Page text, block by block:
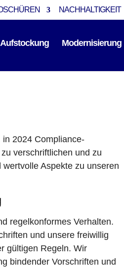
NACHHALTIGKEIT
Aufstockung Modernisierung
2024 Compliance-
verschriftlichen und zu
Aspekte zu unseren
regelkonformes Verhalten.
und unsere freiwillig
gültigen Regeln. Wir
bindender Vorschriften und